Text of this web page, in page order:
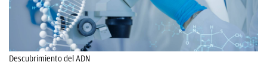
Descubrimiento del ADN